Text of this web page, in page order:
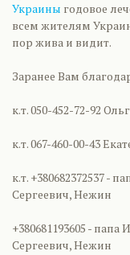
Украины годовое
всем жителям
пор жива и видит.
Заранее Вам
к.т. 050-452-72-92
к.т. 067-460-00-43
к.т. +380682372537 -
Сергеевич, Нежин
+380681193605 -
Сергеевич, Нежин